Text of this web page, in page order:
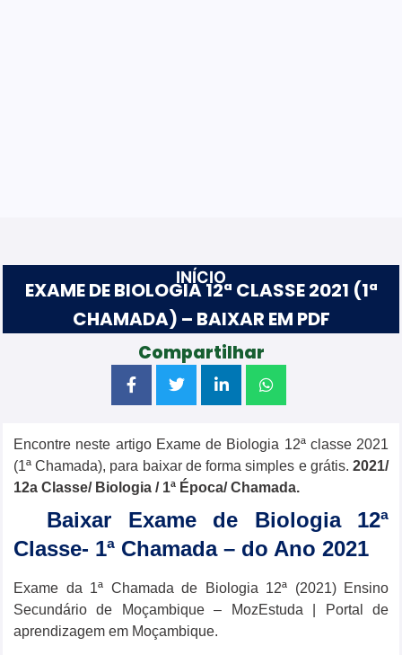
INÍCIO
EXAME DE BIOLOGIA 12ª CLASSE 2021 (1ª
CHAMADA) – BAIXAR EM PDF
Compartilhar
Encontre neste artigo Exame de Biologia 12ª classe 2021
(1ª Chamada), para baixar de forma simples e grátis. 2021/
12a Classe/ Biologia / 1ª Época/ Chamada.
Baixar Exame de Biologia 12ª
Classe- 1ª Chamada – do Ano 2021
Exame da 1ª Chamada de Biologia 12ª (2021) Ensino
Secundário de Moçambique – MozEstuda | Portal de
aprendizagem em Moçambique.